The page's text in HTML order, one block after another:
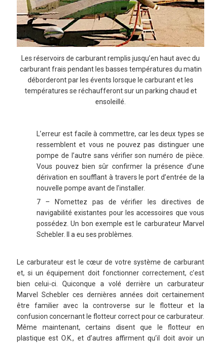
Les réservoirs de carburant remplis jusqu’en haut avec du
carburant frais pendant les basses températures du matin
déborderont par les évents lorsque le carburant et les
températures se réchaufferont sur un parking chaud et
ensoleillé.
L’erreur est facile à commettre, car les deux types se
ressemblent et vous ne pouvez pas distinguer une
pompe de l’autre sans vérifier son numéro de pièce.
Vous pouvez bien sûr confirmer la présence d’une
dérivation en soufflant à travers le port d’entrée de la
nouvelle pompe avant de l’installer.
7 – N’omettez pas de vérifier les directives de
navigabilité existantes pour les accessoires que vous
possédez. Un bon exemple est le carburateur Marvel
Schebler. Il a eu ses problèmes.
Le carburateur est le cœur de votre système de carburant
et, si un équipement doit fonctionner correctement, c’est
bien celui-ci. Quiconque a volé derrière un carburateur
Marvel Schebler ces dernières années doit certainement
être familier avec la controverse sur le flotteur et la
confusion concernant le flotteur correct pour ce carburateur.
Même maintenant, certains disent que le flotteur en
plastique est O.K., et d’autres affirment qu’il doit avoir un